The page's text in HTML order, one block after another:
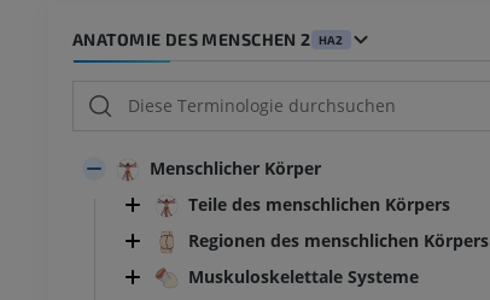
ANATOMIE DES MENSCHEN 2 HA2
Menschlicher Körper
Teile des menschlichen Körpers
Regionen des menschlichen Körpers
Muskuloskelettale Systeme